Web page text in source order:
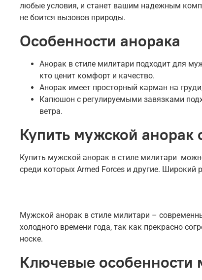
любые условия, и станет вашим надежным
не боится вызовов природы.
Особенности анорака
Анорак в стиле милитари подходит для
кто ценит комфорт и качество.
Анорак имеет просторный карман на
Капюшон с регулируемыми завязками
ветра.
Купить мужской анорак
Купить мужской анорак в стиле милитари
среди которых Armed Forces и другие. Широкий
Мужской анорак в стиле милитари –
холодного времени года, так как прекрасно
носке.
Ключевые особенности